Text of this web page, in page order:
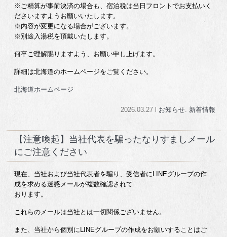
※ご精算が事前決済の場合も、宿泊税は当日フロントでお支払いく
ださいますようお願いいたします。
※内容が変更になる場合がございます。
※別途入湯税を頂戴いたします。
何卒ご理解賜りますよう、お願い申し上げます。
詳細は北海道のホームページをご覧ください。
北海道ホームページ
2026.03.27 l お知らせ. 新着情報
【注意喚起】当社代表を騙ったなりすましメール
にご注意ください
現在、当社および当社代表者を騙り、受信者にLINEグループの作
成を求める迷惑メールが複数確認されて
おります。
これらのメールは当社とは一切関係ございません。
また、当社から個別にLINEグループの作成をお願いすることはご